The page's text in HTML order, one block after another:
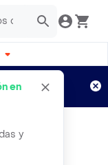
en
y
Aplican TyC